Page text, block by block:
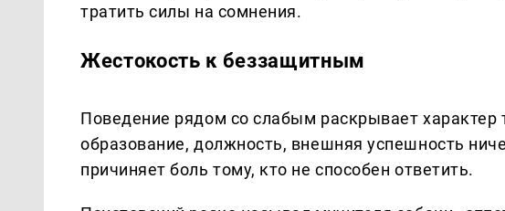
тратить силы на сомнения.
Жестокость к беззащитным
Поведение рядом со слабым раскрывает характер
образование, должность, внешняя успешность
причиняет боль тому, кто не способен ответить.